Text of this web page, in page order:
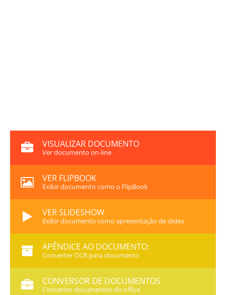
VISUALIZAR DOCUMENTO
Ver documento on-line
VER FLIPBOOK
Exibir documento como o FlipBook
VER SLIDESHOW
Exibir documento como apresentação de slides
APÊNDICE AO DOCUMENTO:
Converter OCR para documento
CONVERSOR DE DOCUMENTOS
Converter documentos do office